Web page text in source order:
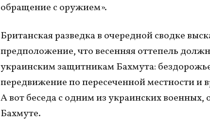
обращение с оружием».
Британская разведка в очередной сводке
предположение, что весенняя оттепель
украинским защитникам Бахмута:
передвижение по пересеченной местности и
А вот беседа с одним из украинских военных,
Бахмуте.